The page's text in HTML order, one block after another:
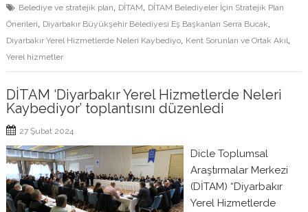
Belediye ve stratejik plan, DİTAM, DİTAM Belediyeler İçin Stratejik Plan
Önerileri, Diyarbakır Büyükşehir Belediyesi Eş Başkanları Serra Bucak,
Diyarbakır Yerel Hizmetlerde Neleri Kaybediyo, Kent Sorunları ve Ortak Akıl,
Yerel hizmetler
DİTAM ‘Diyarbakır Yerel Hizmetlerde Neleri
Kaybediyor’ toplantısını düzenledi
27 Şubat 2024
Dicle Toplumsal
Araştırmalar Merkezi
(DİTAM) “Diyarbakır
Yerel Hizmetlerde